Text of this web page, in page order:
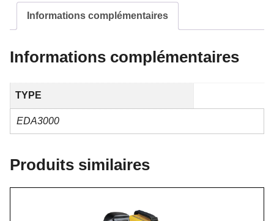
Informations complémentaires
Informations complémentaires
TYPE
EDA3000
Produits similaires